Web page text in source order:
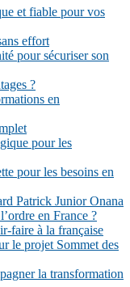
et fiable pour vos
effort
pour sécuriser son
?
en
pour les
pour les besoins en
Patrick Junior Onana
en France ?
faire à la française
le projet Sommet des
la transformation